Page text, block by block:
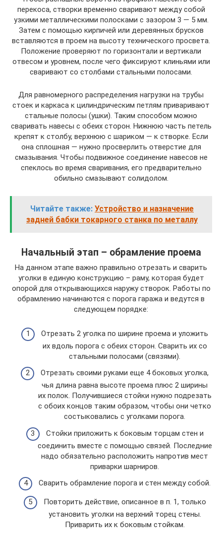
перекоса, створки временно сваривают между собой
узкими металлическими полосками с зазором 3 — 5 мм.
Затем с помощью кирпичей или деревянных брусков
вставляются в проем на высоту технического просвета.
Положение проверяют по горизонтали и вертикали
отвесом и уровнем, после чего фиксируют клиньями или
сваривают со столбами стальными полосами.
Для равномерного распределения нагрузки на трубы
стоек и каркаса к цилиндрическим петлям приваривают
стальные полосы (ушки). Таким способом можно
сваривать навесы с обеих сторон. Нижнюю часть петель
крепят к столбу, верхнюю с шариком ― к створке. Если
она сплошная ― нужно просверлить отверстие для
смазывания. Чтобы подвижное соединение навесов не
спеклось во время сваривания, его предварительно
обильно смазывают солидолом.
Читайте также: Устройство и назначение
задней бабки токарного станка по металлу
Начальный этап – обрамление проема
На данном этапе важно правильно отрезать и сварить
уголки в единую конструкцию – раму, которая будет
опорой для открывающихся наружу створок. Работы по
обрамлению начинаются с порога гаража и ведутся в
следующем порядке:
Отрезать 2 уголка по ширине проема и уложить
их вдоль порога с обеих сторон. Сварить их со
стальными полосами (связями).
Отрезать своими руками еще 4 боковых уголка,
чья длина равна высоте проема плюс 2 ширины
их полок. Получившиеся стойки нужно подрезать
с обоих концов таким образом, чтобы они четко
состыковались с уголками порога.
Стойки приложить к боковым торцам стен и
соединить вместе с помощью связей. Последние
надо обязательно расположить напротив мест
приварки шарниров.
Сварить обрамление порога и стен между собой.
Повторить действие, описанное в п. 1, только
установить уголки на верхний торец стены.
Приварить их к боковым стойкам.